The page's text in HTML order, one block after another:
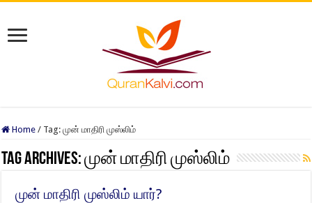
Home / Tag:முன் மாதிரி முஸ்லிம்
Tag Archives:முன் மாதிரி முஸ்லிம்
முன் மாதிரி முஸ்லிம் யார்?